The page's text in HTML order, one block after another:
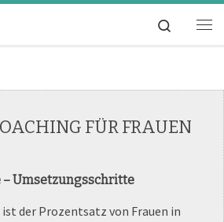
FÜR FRAUEN
– Umsetzungsschritte
der Prozentsatz von Frauen in